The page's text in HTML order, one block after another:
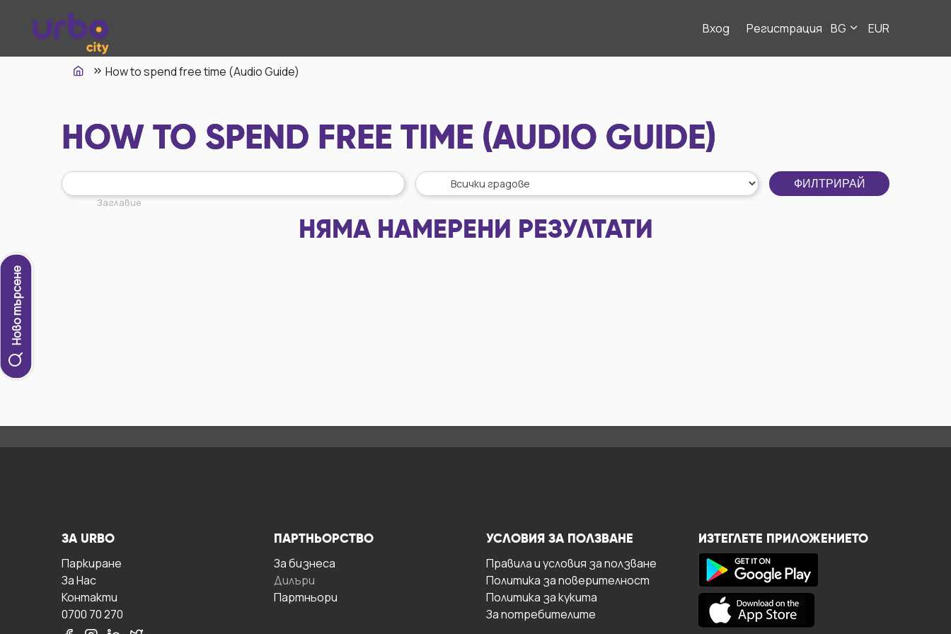
Вход Регистрация BG EUR
Ново търсене
How to spend free time (Audio Guide)
HOW TO SPEND FREE TIME (AUDIO GUIDE)
Заглавие
ФИЛТРИРАЙ
НЯМА НАМЕРЕНИ РЕЗУЛТАТИ
ЗА URBO
Паркиране
За Hас
Контакти
0700 70 270
ПАРТНЬОРСТВО
За бизнесa
Дилъри
Партньори
УСЛОВИЯ ЗА ПОЛЗВАНЕ
Правила и условия за ползване
Политика за поверителност
Политика за кукита
За потребителите
ИЗТЕГЛЕТЕ ПРИЛОЖЕНИЕТО